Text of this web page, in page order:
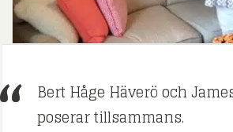
Bert Håge Häverö och
poserar tillsammans.